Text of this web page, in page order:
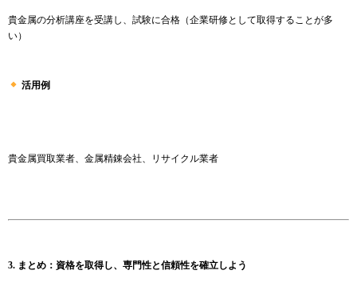
貴金属の分析講座を受講し、試験に合格（企業研修として取得することが多
い）
活用例
貴金属買取業者、金属精錬会社、リサイクル業者
3. まとめ：資格を取得し、専門性と信頼性を確立しよう